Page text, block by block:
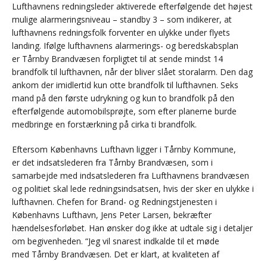
Lufthavnens redningsleder aktiverede efterfølgende det højest
mulige alarmeringsniveau – standby 3 – som indikerer, at
lufthavnens redningsfolk forventer en ulykke under flyets
landing. Ifølge lufthavnens alarmerings- og beredskabsplan
er Tårnby Brandvæsen forpligtet til at sende mindst 14
brandfolk til lufthavnen, når der bliver slået storalarm. Den dag
ankom der imidlertid kun otte brandfolk til lufthavnen. Seks
mand på den første udrykning og kun to brandfolk på den
efterfølgende automobilsprøjte, som efter planerne burde
medbringe en forstærkning på cirka ti brandfolk.
Eftersom Københavns Lufthavn ligger i Tårnby Kommune,
er det indsatslederen fra Tårnby Brandvæsen, som i
samarbejde med indsatslederen fra Lufthavnens brandvæsen
og politiet skal lede redningsindsatsen, hvis der sker en ulykke i
lufthavnen. Chefen for Brand- og Redningstjenesten i
Københavns Lufthavn, Jens Peter Larsen, bekræfter
hændelsesforløbet. Han ønsker dog ikke at udtale sig i detaljer
om begivenheden. “Jeg vil snarest indkalde til et møde
med Tårnby Brandvæsen. Det er klart, at kvaliteten af